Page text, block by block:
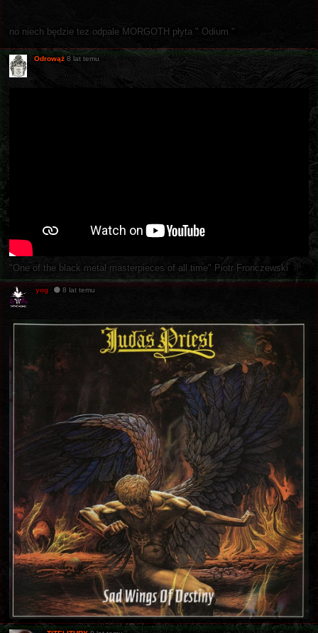
no niech będzie tez odpale MORGOTH płyta " Odium "
Odrowąż 8 lat temu
"One of the black metal masterpieces of all time" Piotr Fronczewski
yog 8 lat temu